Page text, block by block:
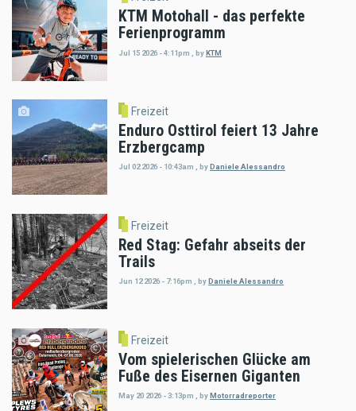
KTM Motohall - das perfekte
Ferienprogramm
Jul 15 2026 - 4:11pm byKTM
Freizeit
Enduro Osttirol feiert 13 Jahre
Erzbergcamp
Jul 02 2026 - 10:43am , byDaniele Alessandro
Freizeit
Red Stag: Gefahr abseits der
Trails
Jun 12 2026 - 7:16pm byDaniele Alessandro
Freizeit
Vom spielerischen Glücke am
Fuße des Eisernen Giganten
May 20 2026 - 3:13pm byMotorradreporter